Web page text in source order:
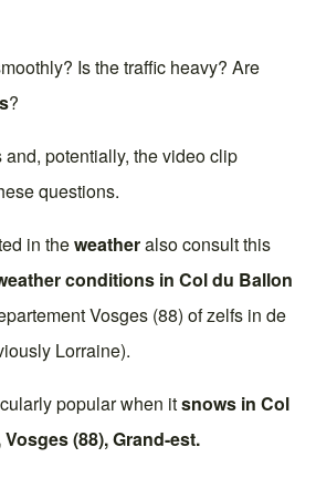
Is the traffic heavy? Are
?
potentially, the video clip
questions.
in theweatheralso consult this
conditions in Col du Ballon
Vosges (88) of zelfs in de
Lorraine).
popular when itsnows in Col
Vosges (88),Grand-est.